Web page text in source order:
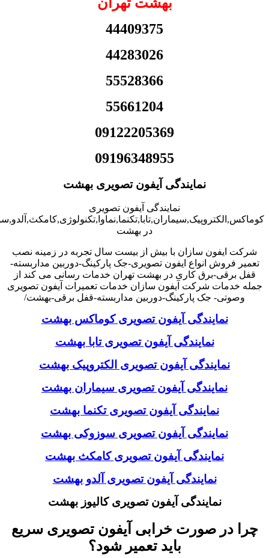
44409375
44283026
55528366
55661204
09122205369
09196348955
نمایندگی آیفون تصویری بهشت
نمایندگی آیفون تصویری
در بهشت
شرکت ایفون سازان با بیش از بیست سال تجربه در زمینه نصب
تعمیر فروش انواع ایفون تصویری-جک پارکینگ-دوربین مداربسته-
قفل برقی-برق کاری در بهشت تهران خدمات رسانی می کند از
جمله خدمات شرکت آیفون سازان خدمات تعمیرات آیفون تصویری
وصوتی- جک پارکینگ-دوربین مداربسته-قفل برقی-بهشت/
نمایندگی آیفون تصویری کوماکس بهشت
نمایندگی آیفون تصویری تابا بهشت
نمایندگی آیفون تصویری الکتروپیک بهشت
نمایندگی آیفون تصویری سیماران بهشت
نمایندگی آیفون تصویری تکنما بهشت
نمایندگی آیفون تصویری سوزوکی بهشت
نمایندگی آیفون تصویری کامکث بهشت
نمایندگی آیفون تصویری آلدو بهشت
نمایندگی آیفون تصویری کالیوز بهشت
چرا در صورت خرابی آیفون تصویری سریع
باید تعمیر شود؟